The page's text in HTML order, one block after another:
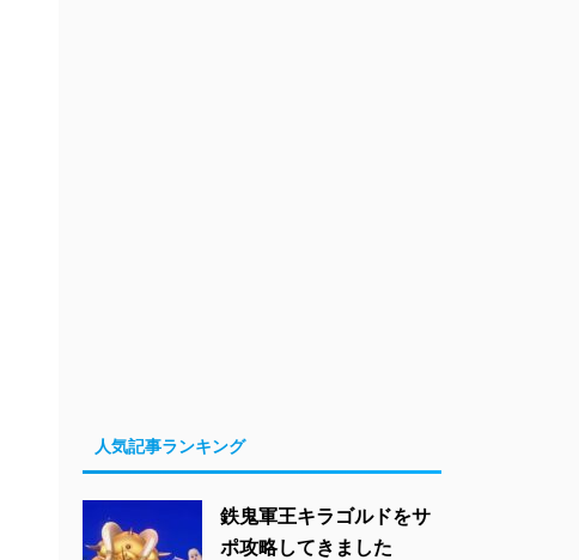
人気記事ランキング
鉄鬼軍王キラゴルドをサ
ポ攻略してきました